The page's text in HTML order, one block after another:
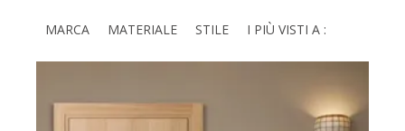
MARCA MATERIALE STILE I PIÙ VISTI A :